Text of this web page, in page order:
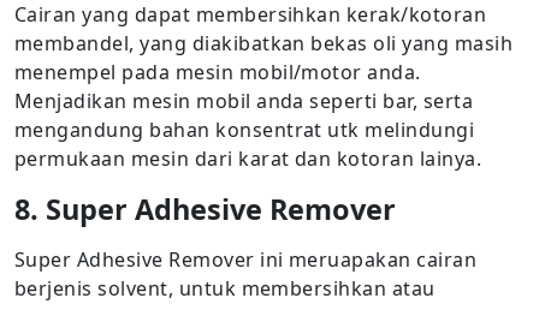
Cairan yang dapat membersihkan kerak/kotoran
membandel, yang diakibatkan bekas oli yang masih
menempel pada mesin mobil/motor anda.
Menjadikan mesin mobil anda seperti bar, serta
mengandung bahan konsentrat utk melindungi
permukaan mesin dari karat dan kotoran lainya.
8. Super Adhesive Remover
Super Adhesive Remover ini meruapakan cairan
berjenis solvent, untuk membersihkan atau